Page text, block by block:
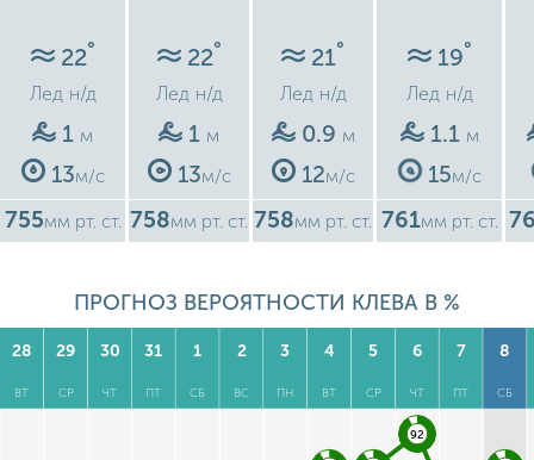
22°
Лед н/д
1 м
13м/с
755мм рт. ст.
22°
Лед н/д
1 м
13м/с
758мм рт. ст.
21°
Лед н/д
0.9 м
12м/с
758мм рт. ст.
19°
Лед н/д
1.1 м
15м/с
761мм рт. ст.
ПРОГНОЗ ВЕРОЯТНОСТИ КЛЕВА В %
28
ВТ
29
СР
30
ЧТ
31
ПТ
1
СБ
2
ВС
3
ПН
4
ВТ
5
СР
6
ЧТ
7
ПТ
8
СБ
92